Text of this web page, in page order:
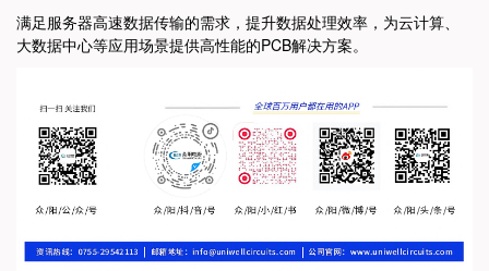
满足服务器高速数据传输的需求，提升数据处理效率，为云计算、
大数据中心等应用场景提供高性能的PCB解决方案。